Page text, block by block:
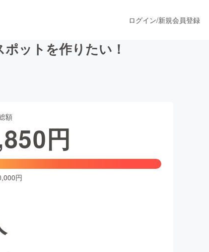
ファッション
ログイン/新規会員登録
ットを作りたい！
額
円
円